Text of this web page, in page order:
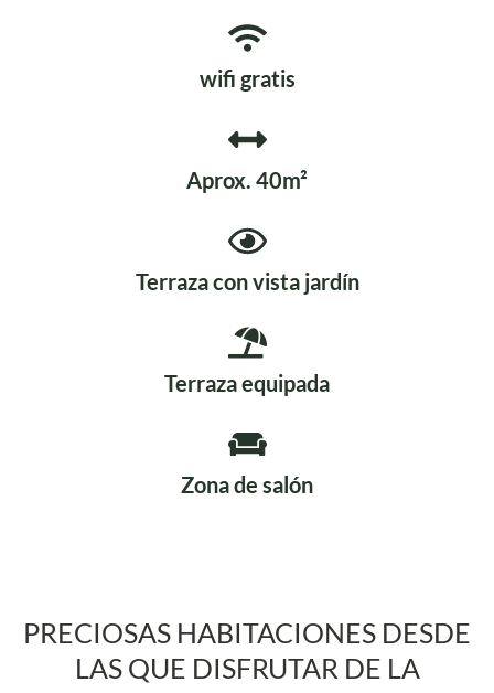
wifi gratis
Aprox. 40m²
Terraza con vista jardín
Terraza equipada
Zona de salón
PRECIOSAS HABITACIONES DESDE
LAS QUE DISFRUTAR DE LA